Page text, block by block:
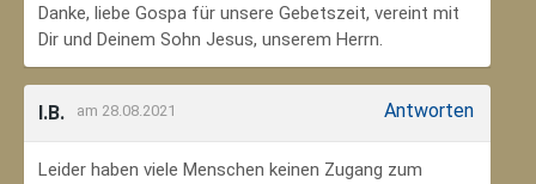
Danke, liebe Gospa für unsere Gebetszeit, vereint mit
Dir und Deinem Sohn Jesus, unserem Herrn.
I.B. am 28.08.2021 Antworten
Leider haben viele Menschen keinen Zugang zum